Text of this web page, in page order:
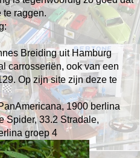
te raggen.
Breiding uit Hamburg
carrosseriën, ook van een
Op zijn site zijn deze te
1900 berlina
Spider, 33.2 Stradale,
groep 4